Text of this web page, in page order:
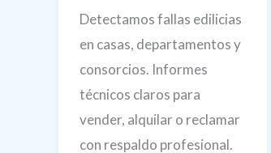
Detectamos fallas edilicias
en casas, departamentos y
consorcios. Informes
técnicos claros para
vender, alquilar o reclamar
con respaldo profesional.